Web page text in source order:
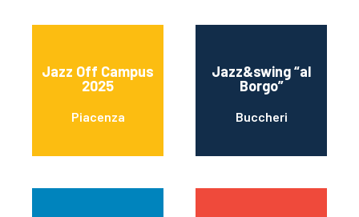
Jazz Off Campus
2025
Piacenza
Jazz&swing “al
Borgo”
Buccheri